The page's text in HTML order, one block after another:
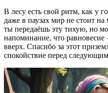
В лесу есть свой ритм, как у
даже в паузах мир не стоит
ты передаёшь эту тихую, но
напоминание, что равновесие
вверх. Спасибо за этот
спокойствие перед